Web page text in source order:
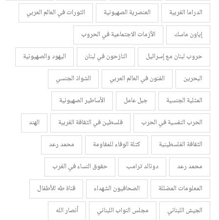
الدراما الغربية
العنصرية الصهيونية
الثورات في العالم العربي
إياون ماسك
الأزمات الاجتماعية في الحروب
حروب لبنان مع إسرائيل
النازحون في لبنان
اليهود والصهيونية
البحرين
الفنون في العالم العربي
الشواذ الجنسي
المثلية الجنسية
جبل عامل
الأساطير الصهيونية
الحرب النفسية في الحرب
فلسطين في الثقافة الغربية
الهند
الثقافة الفلسطينية
كتلة الوفاء للمقاومة
محمد رعد
محمد رعد
دونالد ترامب
حقوق النساء في الغرب
المعلومات المضللة
الصحافيون الشهداء
قناة طه للأطفال
الجيش اللبناني
مجلس النواب اللبناني
أنصار الله